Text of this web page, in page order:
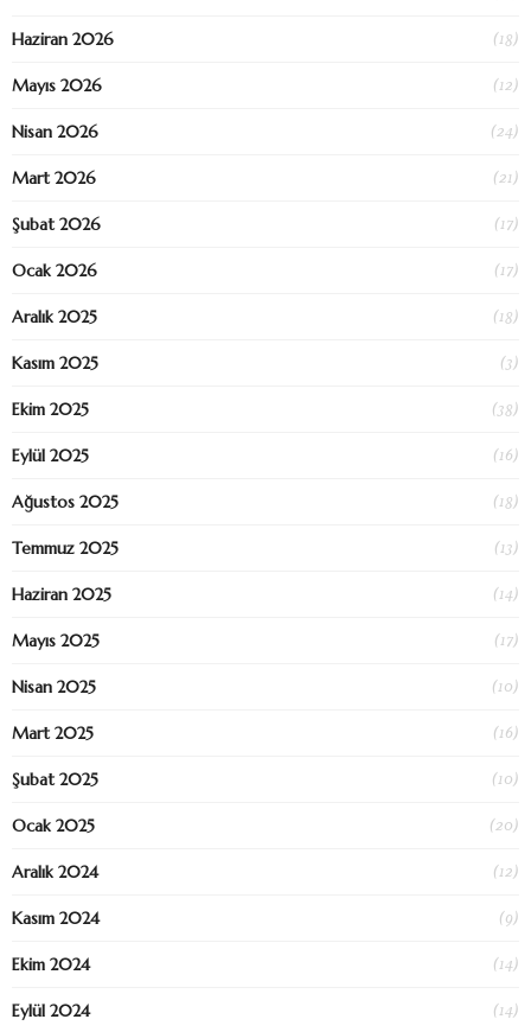
Haziran 2026 (18)
Mayıs 2026 (12)
Nisan 2026 (24)
Mart 2026 (21)
Şubat 2026 (17)
Ocak 2026 (17)
Aralık 2025 (18)
Kasım 2025 (3)
Ekim 2025 (38)
Eylül 2025 (16)
Ağustos 2025 (18)
Temmuz 2025 (13)
Haziran 2025 (14)
Mayıs 2025 (17)
Nisan 2025 (10)
Mart 2025 (16)
Şubat 2025 (10)
Ocak 2025 (20)
Aralık 2024 (12)
Kasım 2024 (9)
Ekim 2024 (14)
Eylül 2024 (14)